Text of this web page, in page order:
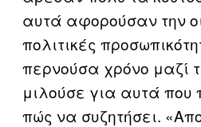
αυτά αφορούσαν την
πολιτικές
περνούσα χρόνο μαζί
μιλούσε για αυτά που
πώς να συζητήσει.